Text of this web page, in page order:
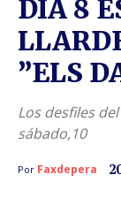
DIA 8
”ELS
Los desfiles
sábado,10
Por Faxdepera